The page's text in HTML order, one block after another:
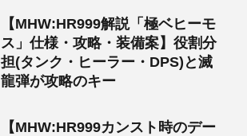
【MHW:HR999解説「極ベヒーモ
ス」仕様・攻略・装備案】役割分
担(タンク・ヒーラー・DPS)と滅
龍弾が攻略のキー
【MHW:HR999カンスト時のデー